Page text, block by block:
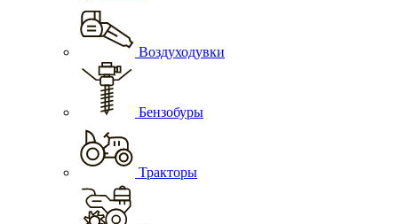
Воздуходувки
Бензобуры
Тракторы